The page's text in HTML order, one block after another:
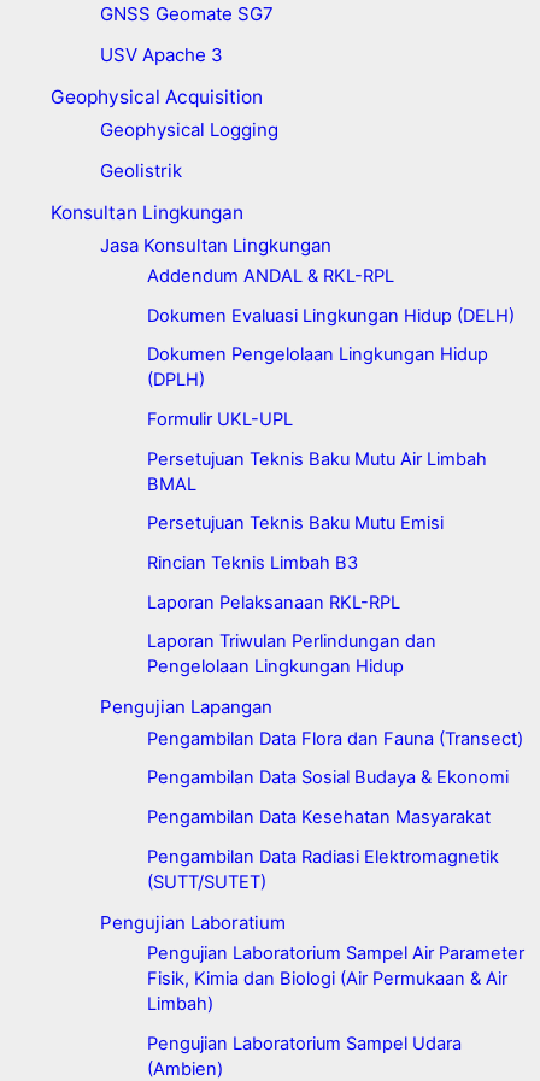
GNSS Geomate SG7
USV Apache 3
Geophysical Acquisition
Geophysical Logging
Geolistrik
Konsultan Lingkungan
Jasa Konsultan Lingkungan
Addendum ANDAL & RKL-RPL
Dokumen Evaluasi Lingkungan Hidup (DELH)
Dokumen Pengelolaan Lingkungan Hidup
(DPLH)
Formulir UKL-UPL
Persetujuan Teknis Baku Mutu Air Limbah
BMAL
Persetujuan Teknis Baku Mutu Emisi
Rincian Teknis Limbah B3
Laporan Pelaksanaan RKL-RPL
Laporan Triwulan Perlindungan dan
Pengelolaan Lingkungan Hidup
Pengujian Lapangan
Pengambilan Data Flora dan Fauna (Transect)
Pengambilan Data Sosial Budaya & Ekonomi
Pengambilan Data Kesehatan Masyarakat
Pengambilan Data Radiasi Elektromagnetik
(SUTT/SUTET)
Pengujian Laboratium
Pengujian Laboratorium Sampel Air Parameter
Fisik, Kimia dan Biologi (Air Permukaan & Air
Limbah)
Pengujian Laboratorium Sampel Udara
(Ambien)